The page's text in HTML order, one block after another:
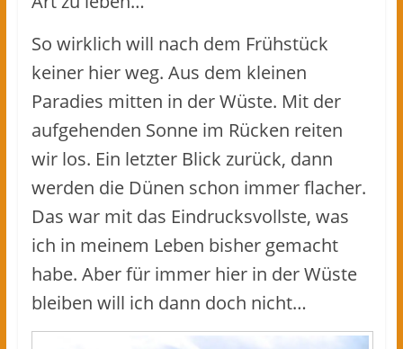
So wirklich will nach dem Frühstück
keiner hier weg. Aus dem kleinen
Paradies mitten in der Wüste. Mit der
aufgehenden Sonne im Rücken reiten
wir los. Ein letzter Blick zurück, dann
werden die Dünen schon immer flacher.
Das war mit das Eindrucksvollste, was
ich in meinem Leben bisher gemacht
habe. Aber für immer hier in der Wüste
bleiben will ich dann doch nicht…